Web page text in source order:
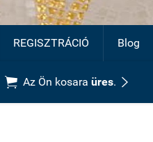
REGISZTRÁCIÓ Blog
 Az Ön kosara üres. 